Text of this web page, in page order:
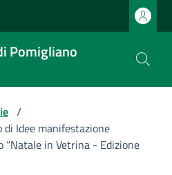
Pomigliano
/
di Idee manifestazione
in Vetrina - Edizione